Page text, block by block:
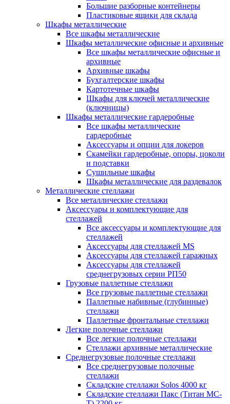
Большие разборные контейнеры
Пластиковые ящики для склада
Шкафы металлические
Все шкафы металлические
Шкафы металлические офисные и архивные
Все шкафы металлические офисные и
архивные
Архивные шкафы
Бухгалтерские шкафы
Картотечные шкафы
Шкафы для ключей металлические
(ключницы)
Шкафы металлические гардеробные
Все шкафы металлические
гардеробные
Аксессуары и опции для локеров
Скамейки гардеробные, опоры, цоколи
и подставки
Сушильные шкафы
Шкафы металлические для раздевалок
Металлические стеллажи
Все металлические стеллажи
Аксессуары и комплектующие для
стеллажей
Все аксессуары и комплектующие для
стеллажей
Аксессуары для стеллажей MS
Аксессуары для стеллажей гаражных
Аксессуары для стеллажей
среднегрузовых серии РП50
Грузовые паллетные стеллажи
Все грузовые паллетные стеллажи
Паллетные набивные (глубинные)
стеллажи
Паллетные фронтальные стеллажи
Легкие полочные стеллажи
Все легкие полочные стеллажи
Стеллажи архивные металлические
Среднегрузовые полочные стеллажи
Все среднегрузовые полочные
стеллажи
Складские стеллажи Solos 4000 кг
Складские стеллажи Пакс (Титан МС-